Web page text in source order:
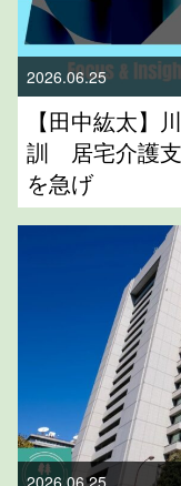
2026.06.25
【田中紘太】
訓 居宅介護支
を急げ